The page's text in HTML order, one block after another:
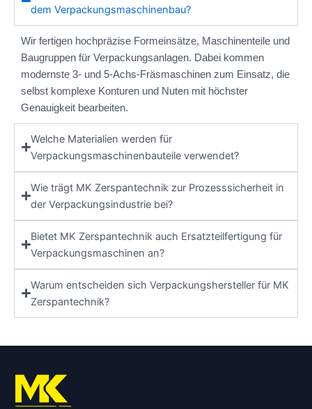
dem Verpackungsmaschinenbau?
Wir fertigen hochpräzise Formeinsätze, Maschinenteile und
Baugruppen für Verpackungsanlagen. Dabei kommen
modernste 3- und 5-Achs-Fräsmaschinen zum Einsatz, die
selbst komplexe Konturen und Nuten mit höchster
Genauigkeit bearbeiten.
Welche Materialien werden für
Verpackungsmaschinenbauteile verwendet?
Wie trägt MK Zerspantechnik zur Prozesssicherheit in
der Verpackungsindustrie bei?
Bietet MK Zerspantechnik auch Ersatzteilfertigung für
Verpackungsmaschinen an?
Warum entscheiden sich Verpackungshersteller für MK
Zerspantechnik?